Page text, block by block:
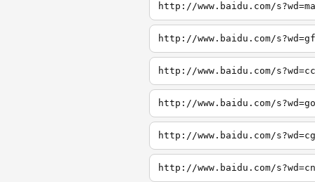
http://www.baidu.com/
http://www.baidu.com/
http://www.baidu.com/
http://www.baidu.com/
http://www.baidu.com/
http://www.baidu.com/